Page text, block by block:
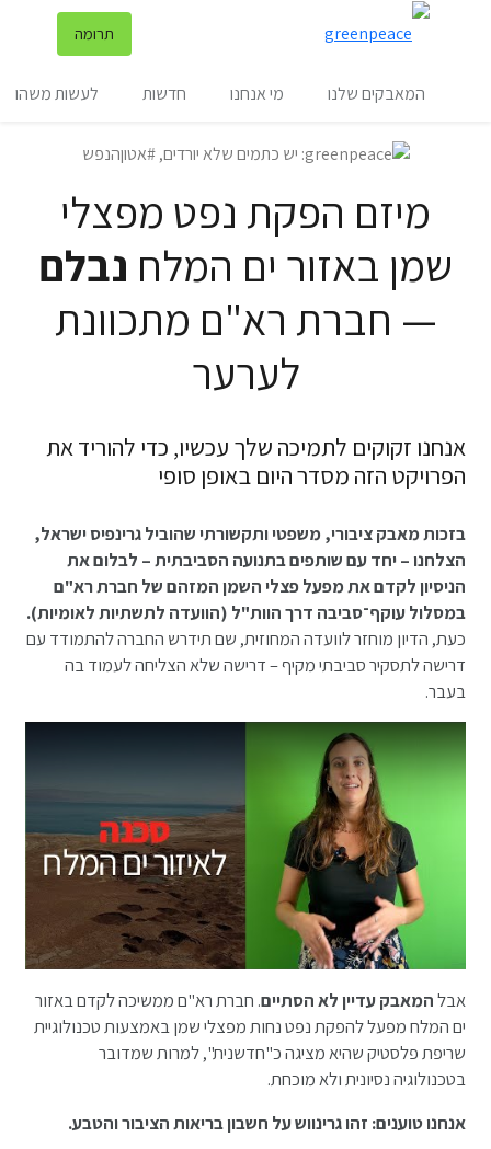
תרומה
המאבקים שלנו מי אנחנו חדשות לעשות משהו
מיזם הפקת נפט מפצלי
שמן באזור ים המלח נבלם
— חברת רא"ם מתכוונת
לערער
אנחנו זקוקים לתמיכה שלך עכשיו, כדי להוריד את
הפרויקט הזה מסדר היום באופן סופי
בזכות מאבק ציבורי, משפטי ותקשורתי שהוביל גרינפיס ישראל,
הצלחנו – יחד עם שותפים בתנועה הסביבתית – לבלום את
הניסיון לקדם את מפעל פצלי השמן המזהם של חברת רא"ם
במסלול עוקף־סביבה דרך הוות"ל (הוועדה לתשתיות לאומיות).
כעת, הדיון מוחזר לוועדה המחוזית, שם תידרש החברה להתמודד עם
דרישה לתסקיר סביבתי מקיף – דרישה שלא הצליחה לעמוד בה
בעבר.
אבלהמאבק עדיין לא הסתיים. חברת רא"ם ממשיכה לקדם באזור
ים המלח מפעל להפקת נפט נחות מפצלי שמן באמצעות טכנולוגיית
שריפת פלסטיק שהיא מציגה כ"חדשנית", למרות שמדובר
בטכנולוגיה נסיונית ולא מוכחת.
אנחנו טוענים: זהו גרינווש על חשבון בריאות הציבור והטבע.